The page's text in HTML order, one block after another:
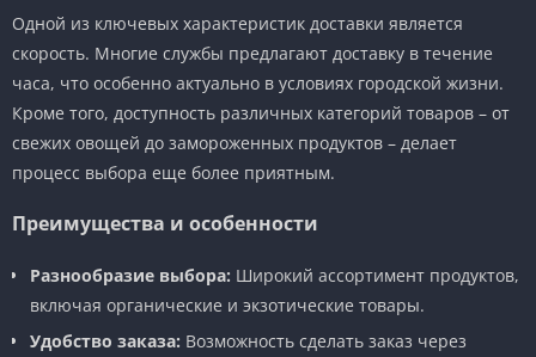
Одной из ключевых характеристик доставки является
скорость. Многие службы предлагают доставку в течение
часа, что особенно актуально в условиях городской жизни.
Кроме того, доступность различных категорий товаров – от
свежих овощей до замороженных продуктов – делает
процесс выбора еще более приятным.
Преимущества и особенности
Разнообразие выбора: Широкий ассортимент продуктов,
включая органические и экзотические товары.
Удобство заказа: Возможность сделать заказ через